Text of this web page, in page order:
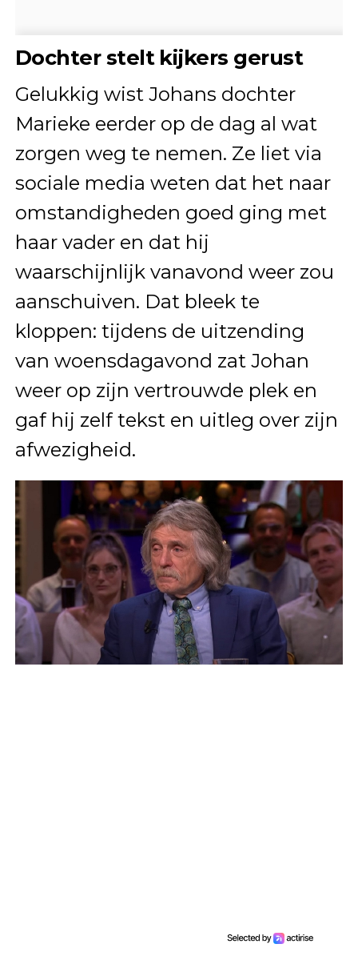
Dochter stelt kijkers gerust
Gelukkig wist Johans dochter
Marieke eerder op de dag al wat
zorgen weg te nemen. Ze liet via
sociale media weten dat het naar
omstandigheden goed ging met
haar vader en dat hij
waarschijnlijk vanavond weer zou
aanschuiven. Dat bleek te
kloppen: tijdens de uitzending
van woensdagavond zat Johan
weer op zijn vertrouwde plek en
gaf hij zelf tekst en uitleg over zijn
afwezigheid.